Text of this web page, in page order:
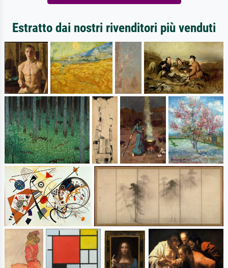
Estratto dai nostri rivenditori più venduti